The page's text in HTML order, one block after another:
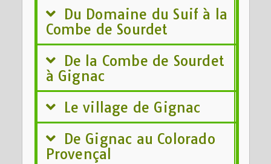
Du Domaine du Suif à la
Combe de Sourdet
De la Combe de Sourdet
à Gignac
Le village de Gignac
De Gignac au Colorado
Provençal